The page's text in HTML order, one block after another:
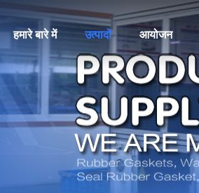
हमारे बारे में उत्पादों आयोजन